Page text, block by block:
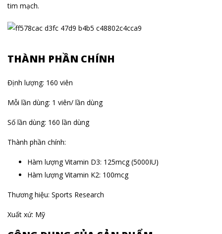
tim mạch.
THÀNH PHẦN CHÍNH
Định lượng: 160 viên
Mỗi lần dùng: 1 viên/ lần dùng
Số lần dùng: 160 lần dùng
Thành phần chính:
Hàm lượng Vitamin D3: 125mcg (5000IU)
Hàm lượng Vitamin K2: 100mcg
Thương hiệu: Sports Research
Xuất xứ: Mỹ